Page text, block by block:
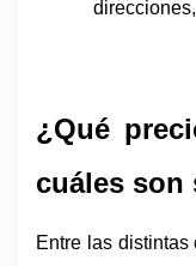
¿Qué
cuáles son
Entre las